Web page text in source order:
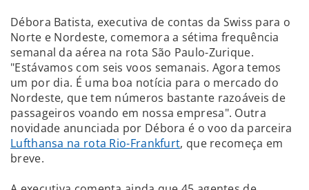
Débora Batista, executiva de contas da Swiss para o
Norte e Nordeste, comemora a sétima frequência
semanal da aérea na rota São Paulo-Zurique.
"Estávamos com seis voos semanais. Agora temos
um por dia. É uma boa notícia para o mercado do
Nordeste, que tem números bastante razoáveis de
passageiros voando em nossa empresa". Outra
novidade anunciada por Débora é o voo da parceira
Lufthansa na rota Rio-Frankfurt, que recomeça em
breve.